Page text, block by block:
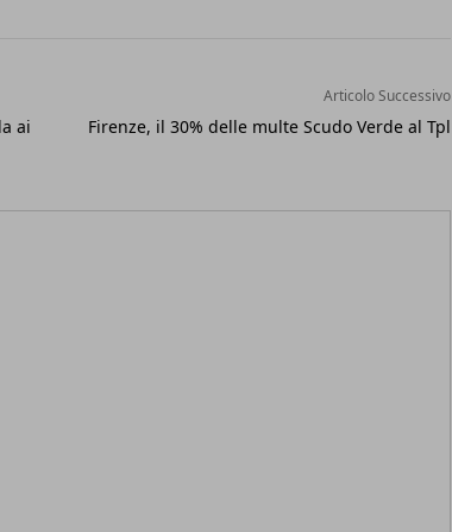
ai
Articolo Successivo
Firenze, il 30% delle multe Scudo Verde al Tpl